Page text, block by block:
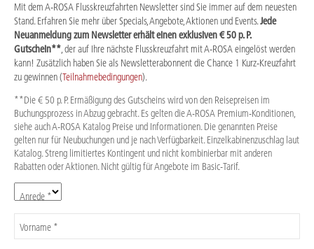
Mit dem A-ROSA Flusskreuzfahrten Newsletter sind Sie immer auf dem neuesten
Stand. Erfahren Sie mehr über Specials, Angebote, Aktionen und Events.Jede
Neuanmeldung zum Newsletter erhält einen exklusiven € 50 p. P.
Gutschein**, der auf Ihre nächste Flusskreuzfahrt mit A-ROSA eingelöst werden
kann! Zusätzlich haben Sie als Newsletterabonnent die Chance 1 Kurz-Kreuzfahrt
zu gewinnen (Teilnahmebedingungen).
**Die € 50 p. P. Ermäßigung des Gutscheins wird von den Reisepreisen im
Buchungsprozess in Abzug gebracht. Es gelten die A-ROSA Premium-Konditionen,
siehe auch A-ROSA Katalog Preise und Informationen. Die genannten Preise
gelten nur für Neubuchungen und je nach Verfügbarkeit. Einzelkabinenzuschlag laut
Katalog. Streng limitiertes Kontingent und nicht kombinierbar mit anderen
Rabatten oder Aktionen. Nicht gültig für Angebote im Basic-Tarif.
Anrede *
Vorname *